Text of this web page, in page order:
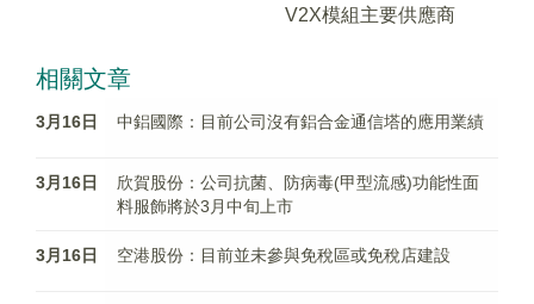
V2X模組主要供應商
相關文章
3月16日 中鋁國際：目前公司沒有鋁合金通信塔的應用業績
3月16日
欣賀股份：公司抗菌、防病毒(甲型流感)功能性面
料服飾將於3月中旬上市
3月16日 空港股份：目前並未參與免稅區或免稅店建設